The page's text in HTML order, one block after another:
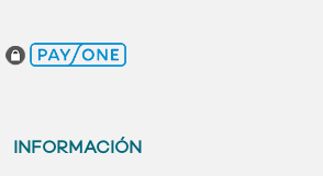
INFORMACIÓN